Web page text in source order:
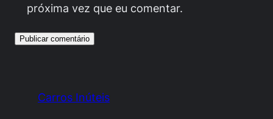
próxima vez que eu comentar.
Carros Inúteis